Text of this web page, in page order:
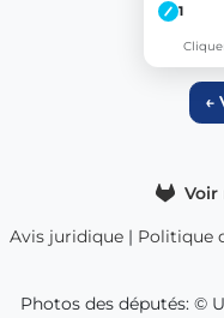
1
←
Voir
Avis juridique| Politique
Photos des députés: ©